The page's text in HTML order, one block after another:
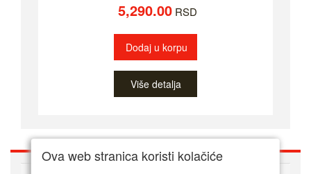
5,290.00RSD
Dodaj u korpu
Više detalja
Ova web stranica koristi kolačiće